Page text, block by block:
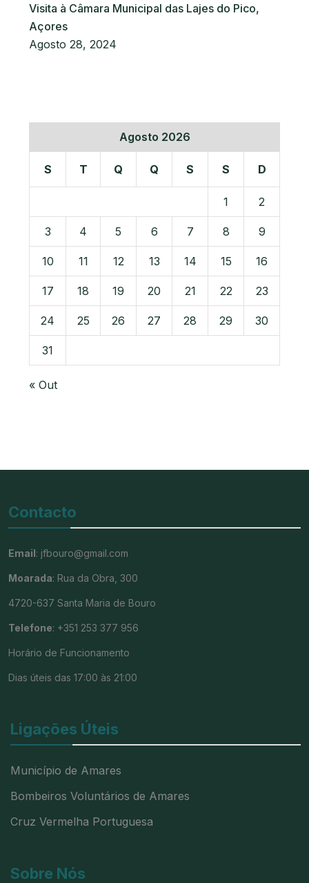
Visita à Câmara Municipal das Lajes do Pico,
Açores
Agosto 28, 2024
Agosto 2026
S T Q Q S S D
1 2
3 4 5 6 7 8 9
10 11 12 13 14 15 16
17 18 19 20 21 22 23
24 25 26 27 28 29 30
31
« Out
Contacto
Email: jfbouro@gmail.com
Moarada: Rua da Obra, 300
4720-637 Santa Maria de Bouro
Telefone: +351 253 377 956
Horário de Funcionamento
Dias úteis das 17:00 às 21:00
Ligações Úteis
Município de Amares
Bombeiros Voluntários de Amares
Cruz Vermelha Portuguesa
Sobre Nós